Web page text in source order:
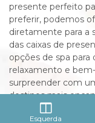
presente perfeito
preferir, podemos
diretamente para a
das caixas de
opções de spa
relaxamento e
surpreender com
destinos mais
Esquerda